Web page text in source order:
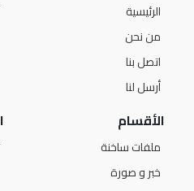
الرئيسية
من نحن
اتصل بنا
أرسل لنا
الأقسام
ملفات ساخنة
خبر و صورة